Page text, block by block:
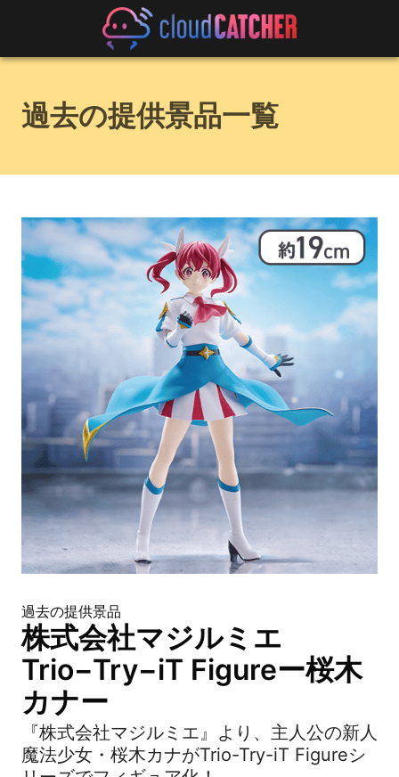
過去の提供景品一覧
過去の提供景品
株式会社マジルミエ
Trio−Try−iT Figureー桜木
カナー
『株式会社マジルミエ』より、主人公の新人
魔法少女・桜木カナがTrio-Try-iT Figureシ